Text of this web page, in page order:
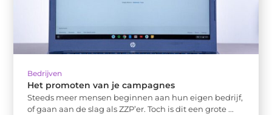
Bedrijven
Het promoten van je campagnes
Steeds meer mensen beginnen aan hun eigen bedrijf,
of gaan aan de slag als ZZP’er. Toch is dit een grote ...